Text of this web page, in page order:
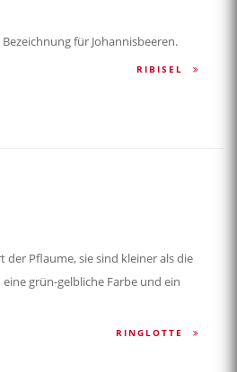
für Johannisbeeren.
RIBISEL
der Pflaume, sie sind kleiner als die
grün-gelbliche Farbe und ein
RINGLOTTE